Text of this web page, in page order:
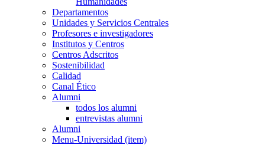
Departamentos
Unidades y Servicios Centrales
Profesores e investigadores
Institutos y Centros
Centros Adscritos
Sostenibilidad
Calidad
Canal Ético
Alumni
todos los alumni
entrevistas alumni
Alumni
Menu-Universidad (item)